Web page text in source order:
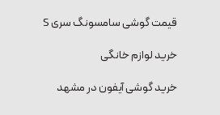
قیمت گوشی سامسونگ سری S
خرید لوازم خانگی
خرید گوشی آیفون در مشهد